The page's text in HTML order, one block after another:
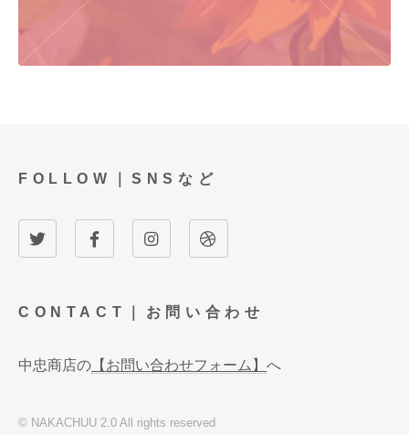
CONTACT｜お問い合わせ
中忠商店の 【お問い合わせフォーム】 へ
FOLLOW｜SNSなど
© NAKACHUU 2.0 All rights reserved